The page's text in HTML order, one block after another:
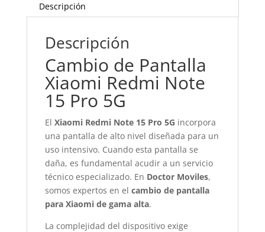
Descripción
Descripción
Cambio de Pantalla
Xiaomi Redmi Note
15 Pro 5G
El Xiaomi Redmi Note 15 Pro 5G incorpora
una pantalla de alto nivel diseñada para un
uso intensivo. Cuando esta pantalla se
daña, es fundamental acudir a un servicio
técnico especializado. En Doctor Moviles,
somos expertos en el cambio de pantalla
para Xiaomi de gama alta.
La complejidad del dispositivo exige